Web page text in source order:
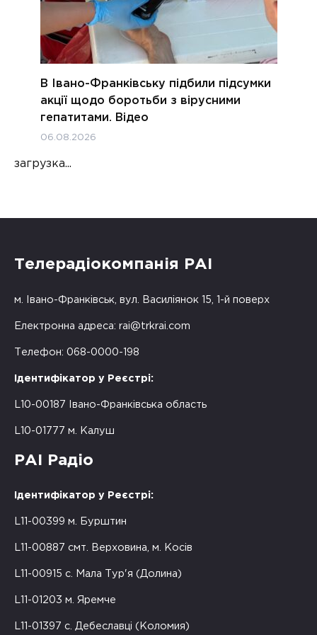
В Івано-Франківську підбили підсумки
акції щодо боротьби з вірусними
гепатитами. Відео
06.08.2026
загрузка...
Телерадіокомпанія РАІ
м. Івано-Франківськ, вул. Василіянок 15, 1-й поверх
Електронна адреса: rai@trkrai.com
Телефон: 068-0000-198
Ідентифікатор у Реєстрі:
L10-00187 Івано-Франківська область
L10-01777 м. Калуш
РАІ Радіо
Ідентифікатор у Реєстрі:
L11-00399 м. Бурштин
L11-00887 смт. Верховина, м. Косів
L11-00915 с. Мала Тур'я (Долина)
L11-01203 м. Яремче
L11-01397 с. Дебеславці (Коломия)